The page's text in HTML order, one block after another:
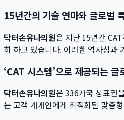
15년간의 기술 연마와 글로벌
닥터손유나의원은 지난 15년간
히 하고 있습니다. 이러한 역사성과
‘CAT 시스템’으로 제공되는 글
닥터손유나의원은 336개국 상표권
는 고객 개개인에게 최적화된 맞춤